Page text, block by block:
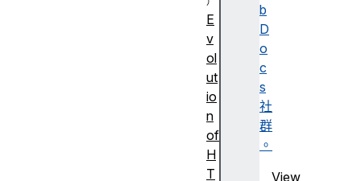
b
D
o
c
s
社
群
。
View
E
v
ol
ut
io
n
of
H
T